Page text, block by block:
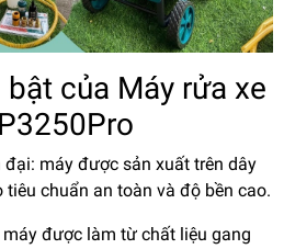
của Máy rửa xe
đại: máy được sản xuất trên dây
chuẩn an toàn và độ bền cao.
được làm từ chất liệu gang